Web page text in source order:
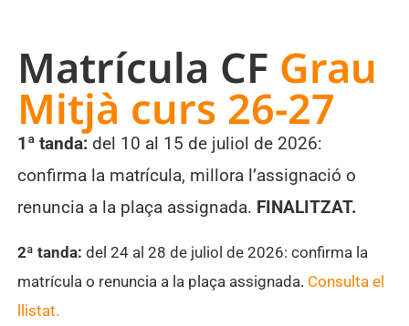
Matrícula CF Grau
Mitjà curs 26-27
1ª tanda: del 10 al 15 de juliol de 2026:
confirma la matrícula, millora l’assignació o
renuncia a la plaça assignada. FINALITZAT.
2ª tanda: del 24 al 28 de juliol de 2026: confirma la
matrícula o renuncia a la plaça assignada. Consulta el
llistat.